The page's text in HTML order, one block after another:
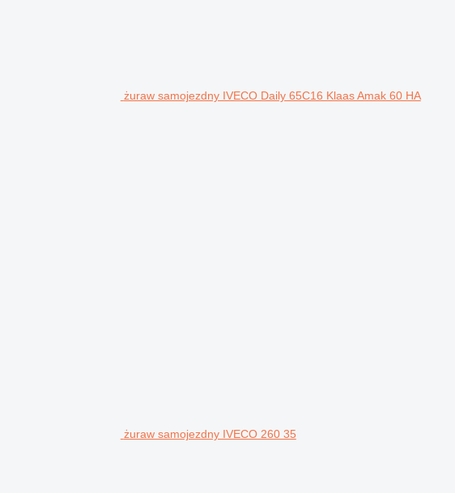
żuraw samojezdny IVECO Daily 65C16 Klaas Amak 60 HA
żuraw samojezdny IVECO 260 35